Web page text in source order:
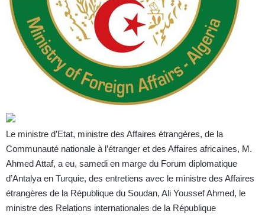
Le ministre d’Etat, ministre des Affaires étrangères, de la
Communauté nationale à l’étranger et des Affaires africaines, M.
Ahmed Attaf, a eu, samedi en marge du Forum diplomatique
d’Antalya en Turquie, des entretiens avec le ministre des Affaires
étrangères de la République du Soudan, Ali Youssef Ahmed, le
ministre des Relations internationales de la République